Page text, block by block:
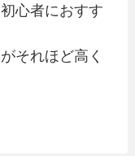
心者におすす
それほど高く